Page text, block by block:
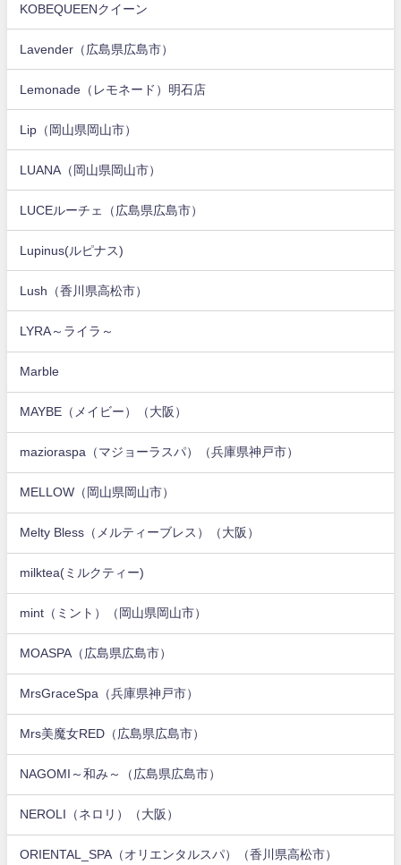
KOBEQUEENクイーン
Lavender（広島県広島市）
Lemonade（レモネード）明石店
Lip（岡山県岡山市）
LUANA（岡山県岡山市）
LUCEルーチェ（広島県広島市）
Lupinus(ルピナス)
Lush（香川県高松市）
LYRA～ライラ～
Marble
MAYBE（メイビー）（大阪）
mazioraspa（マジョーラスパ）（兵庫県神戸市）
MELLOW（岡山県岡山市）
Melty Bless（メルティーブレス）（大阪）
milktea(ミルクティー)
mint（ミント）（岡山県岡山市）
MOASPA（広島県広島市）
MrsGraceSpa（兵庫県神戸市）
Mrs美魔女RED（広島県広島市）
NAGOMI～和み～（広島県広島市）
NEROLI（ネロリ）（大阪）
ORIENTAL_SPA（オリエンタルスパ）（香川県高松市）